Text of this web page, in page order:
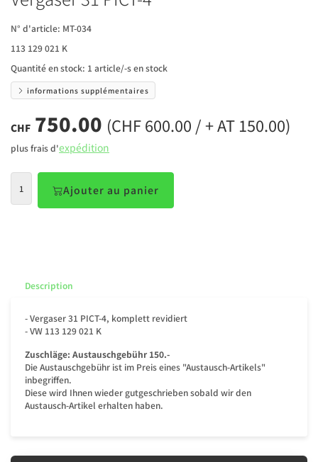
N° d'article: MT-034
113 129 021 K
Quantité en stock: 1 article/-s en stock
informations supplémentaires
CHF 750.00 (CHF 600.00 / + AT 150.00)
plus frais d'expédition
Ajouter au panier
Description
- Vergaser 31 PICT-4, komplett revidiert
- VW 113 129 021 K
Zuschläge: Austauschgebühr 150.-
Die Austauschgebühr ist im Preis eines "Austausch-Artikels"
inbegriffen.
Diese wird Ihnen wieder gutgeschrieben sobald wir den
Austausch-Artikel erhalten haben.